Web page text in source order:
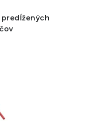
predĺžených